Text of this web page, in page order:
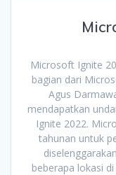
Microsoft Ignite
bagian dari
Agus
mendapatkan
Ignite 2022.
tahunan untuk
beberapa lokasi